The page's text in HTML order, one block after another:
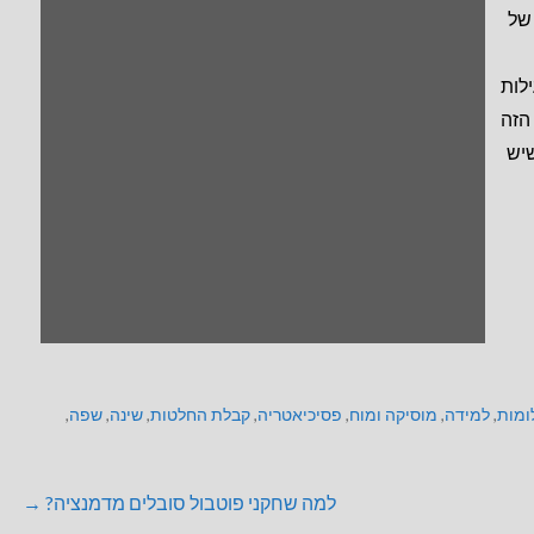
של
הזה
,למידה, מוסיקה ומוח, פסיכיאטריה,קבלת החלטות,שינה,שפה,
למה שחקני פוטבול סובלים מדמנציה? →